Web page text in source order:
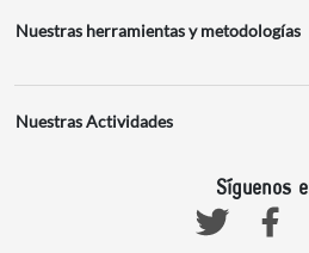
Nuestras herramientas y metodologías
Nuestras Actividades
Síguenos
Twitter